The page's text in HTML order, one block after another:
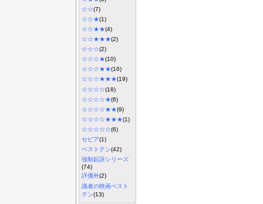
☆☆(7)
☆☆★(1)
☆☆★★(4)
☆☆★★★(2)
☆☆☆(2)
☆☆☆★(10)
☆☆☆★★(16)
☆☆☆★★★(19)
☆☆☆☆(18)
☆☆☆☆★(6)
☆☆☆☆★★(9)
☆☆☆☆★★★(1)
☆☆☆☆☆(6)
セピア(1)
ベストテン(42)
強制起訴シリーズ
(74)
評価外(2)
識者の映画ベスト
テン(13)